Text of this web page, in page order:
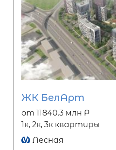
ЖК БелАрт
от 11840.3 млн Р
1к, 2к, 3к квартиры
Лесная